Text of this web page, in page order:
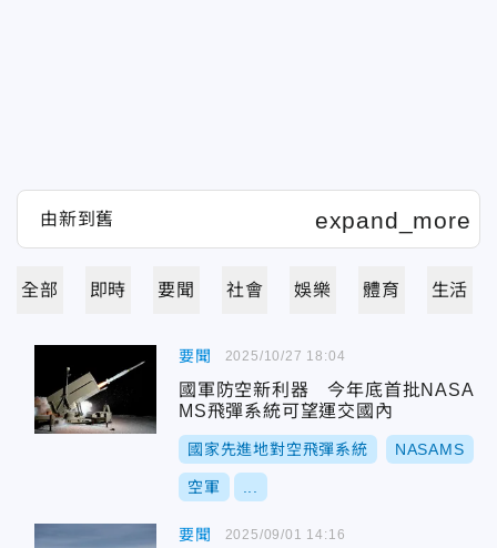
全部 即時 要聞 社會 娛樂 體育 生活
要聞
國軍防空新利器 今年底首批NASA
MS飛彈系統可望運交國內
國家先進地對空飛彈系統 NASAMS
空軍
2025/10/27 18:04
要聞 2025/09/01 14:16